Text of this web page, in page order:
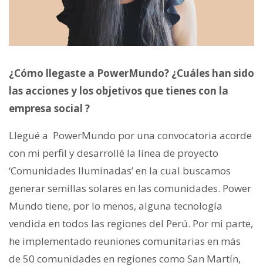
¿Cómo llegaste a PowerMundo? ¿Cuáles han sido
las acciones y los objetivos que tienes con la
empresa social ?
Llegué a PowerMundo por una convocatoria acorde
con mi perfil y desarrollé la línea de proyecto
‘Comunidades Iluminadas’ en la cual buscamos
generar semillas solares en las comunidades. Power
Mundo tiene, por lo menos, alguna tecnología
vendida en todos las regiones del Perú. Por mi parte,
he implementado reuniones comunitarias en más
de 50 comunidades en regiones como San Martín,